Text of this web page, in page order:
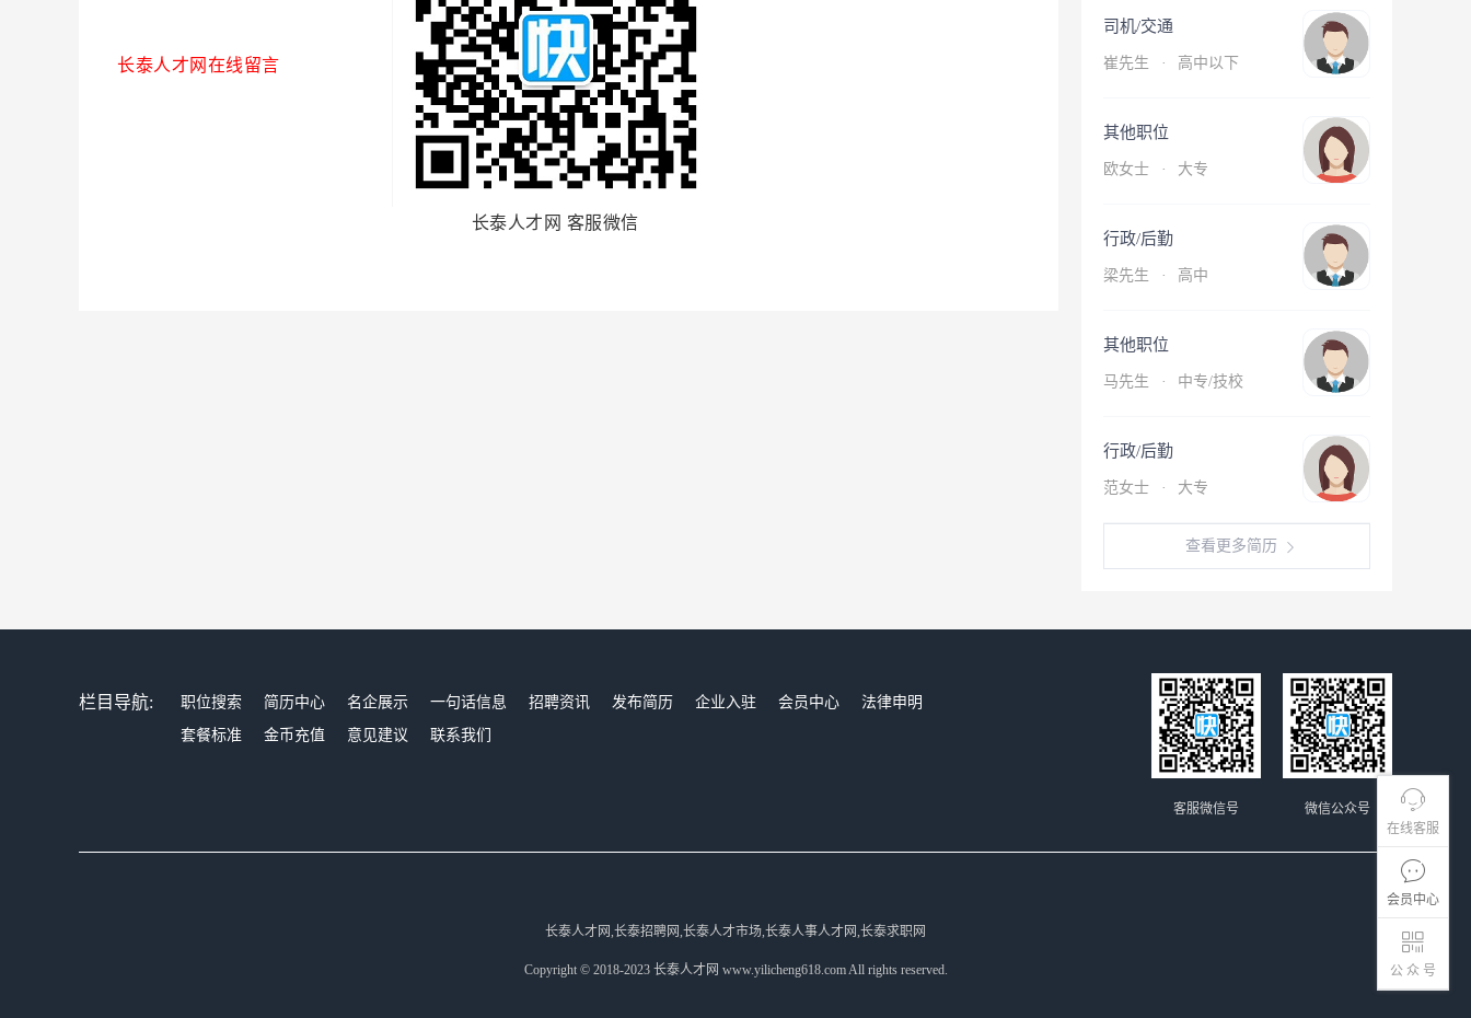
在线客服
会员中心
公 众 号
长泰人才网在线留言
长泰人才网 客服微信
司机/交通
崔先生 · 高中以下
其他职位
欧女士 · 大专
行政/后勤
梁先生 · 高中
其他职位
马先生 · 中专/技校
行政/后勤
范女士 · 大专
查看更多简历
栏目导航: 职位搜索 简历中心 名企展示 一句话信息 招聘资讯 发布简历 企业入驻 会员中心
法律申明
套餐标准
金币充值 意见建议 联系我们
微信公众号
客服微信号
长泰人才网,长泰招聘网,长泰人才市场,长泰人事人才网,长泰求职网
Copyright © 2018-2023 长泰人才网 www.yilicheng618.com All rights reserved.